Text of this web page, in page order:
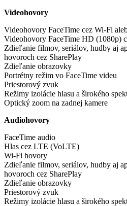
Videohovory
Videohovory FaceTime cez Wi-Fi
Videohovory FaceTime HD (1080p)
Zdieľanie filmov, seriálov, hudby aj
hovoroch cez SharePlay
Zdieľanie obrazovky
Portrétny režim vo FaceTime videu
Priestorový zvuk
Režimy izolácie hlasu a širokého
Optický zoom na zadnej kamere
Audiohovory
FaceTime audio
Hlas cez LTE (VoLTE)
Wi-Fi hovory
Zdieľanie filmov, seriálov, hudby aj
hovoroch cez SharePlay
Zdieľanie obrazovky
Priestorový zvuk
Režimy izolácie hlasu a širokého